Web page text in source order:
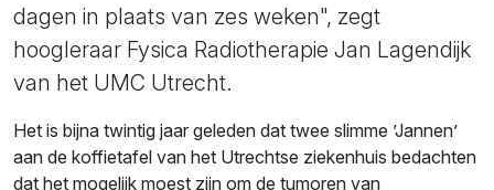
dagen in plaats van zes weken", zegt
hoogleraar Fysica Radiotherapie Jan Lagendijk
van het UMC Utrecht.
Het is bijna twintig jaar geleden dat twee slimme ’Jannen’
aan de koffietafel van het Utrechtse ziekenhuis bedachten
dat het mogelijk moest zijn om de tumoren van